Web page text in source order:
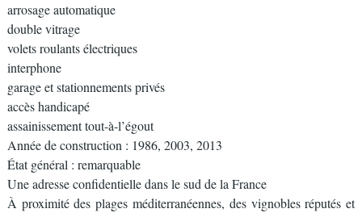
arrosage automatique
double vitrage
volets roulants électriques
interphone
garage et stationnements privés
accès handicapé
assainissement tout-à-l’égout
Année de construction : 1986, 2003, 2013
État général : remarquable
Une adresse confidentielle dans le sud de la France
À proximité des plages méditerranéennes, des vignobles réputés et